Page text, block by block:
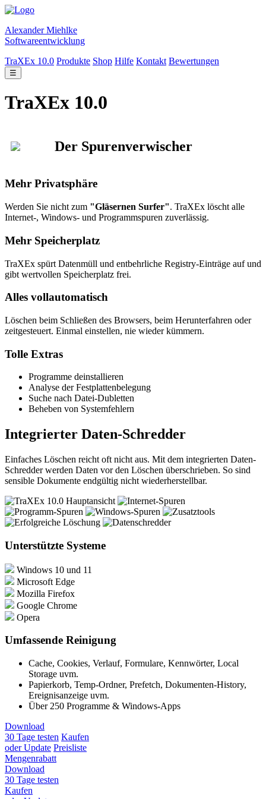
Alexander Miehlke
Softwareentwicklung
TraXEx 10.0 Produkte Shop Hilfe Kontakt Bewertungen
☰
TraXEx 10.0
Der Spurenverwischer
Mehr Privatsphäre
Werden Sie nicht zum "Gläsernen Surfer". TraXEx löscht alle
Internet-, Windows- und Programmspuren zuverlässig.
Mehr Speicherplatz
TraXEx spürt Datenmüll und entbehrliche Registry-Einträge auf und
gibt wertvollen Speicherplatz frei.
Alles vollautomatisch
Löschen beim Schließen des Browsers, beim Herunterfahren oder
zeitgesteuert. Einmal einstellen, nie wieder kümmern.
Tolle Extras
Programme deinstallieren
Analyse der Festplattenbelegung
Suche nach Datei-Dubletten
Beheben von Systemfehlern
Integrierter Daten-Schredder
Einfaches Löschen reicht oft nicht aus. Mit dem integrierten Daten-
Schredder werden Daten vor den Löschen überschrieben. So sind
sensible Dokumente endgültig nicht wiederherstellbar.
Unterstützte Systeme
Windows 10 und 11
Microsoft Edge
Mozilla Firefox
Google Chrome
Opera
Umfassende Reinigung
Cache, Cookies, Verlauf, Formulare, Kennwörter, Local
Storage uvm.
Papierkorb, Temp-Ordner, Prefetch, Dokumenten-History,
Ereignisanzeige uvm.
Über 250 Programme & Windows-Apps
Download
30 Tage testen Kaufen
oder Update Preisliste
Mengenrabatt
Download
30 Tage testen
Kaufen